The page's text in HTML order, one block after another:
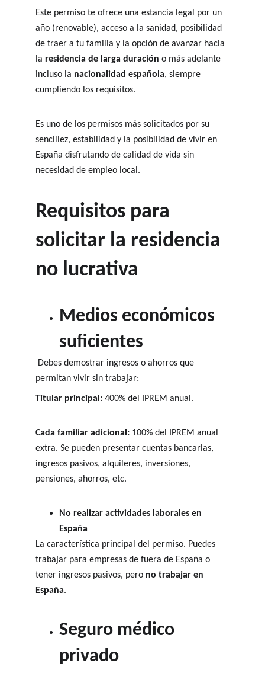
Este permiso te ofrece una estancia legal por un
año (renovable), acceso a la sanidad, posibilidad
de traer a tu familia y la opción de avanzar hacia
la residencia de larga duración o más adelante
incluso la nacionalidad española, siempre
cumpliendo los requisitos.
Es uno de los permisos más solicitados por su
sencillez, estabilidad y la posibilidad de vivir en
España disfrutando de calidad de vida sin
necesidad de empleo local.
Requisitos para
solicitar la residencia
no lucrativa
Medios económicos
suficientes
permitan vivir sin trabajar:
Titular principal: 400% del IPREM anual.
Cada familiar adicional: 100% del IPREM anual
extra. Se pueden presentar cuentas bancarias,
ingresos pasivos, alquileres, inversiones,
pensiones, ahorros, etc.
No realizar actividades laborales en
España
La característica principal del permiso. Puedes
trabajar para empresas de fuera de España o
tener ingresos pasivos, pero no trabajar en
España.
Seguro médico
privado